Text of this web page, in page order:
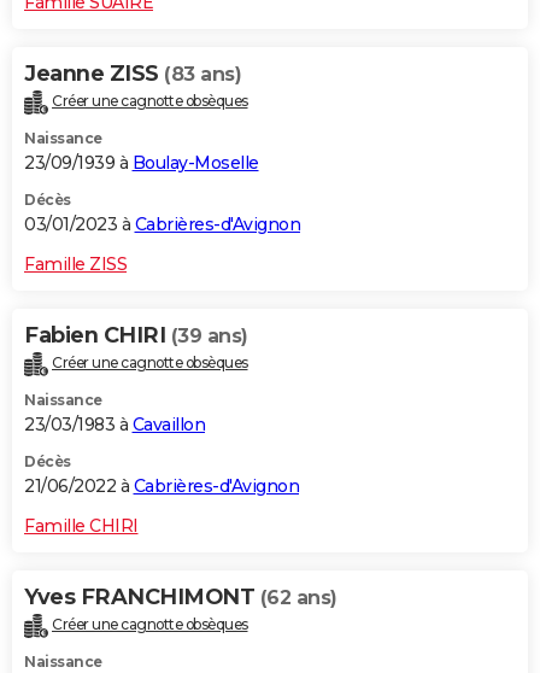
Jeanne ZISS (83 ans)
Créer une cagnotte obsèques
Naissance
23/09/1939 à Boulay-Moselle
Décès
03/01/2023 à Cabrières-d'Avignon
Famille ZISS
Fabien CHIRI (39 ans)
Créer une cagnotte obsèques
Naissance
23/03/1983 à Cavaillon
Décès
21/06/2022 à Cabrières-d'Avignon
Famille CHIRI
Yves FRANCHIMONT (62 ans)
Créer une cagnotte obsèques
Naissance